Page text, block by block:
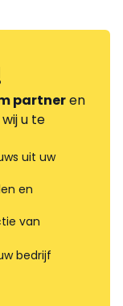
partneren
u te
uit uw
en
van
bedrijf